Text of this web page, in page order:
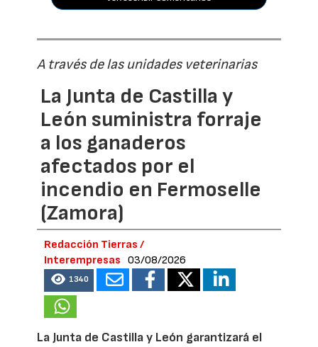
A través de las unidades veterinarias
La Junta de Castilla y
León suministra forraje
a los ganaderos
afectados por el
incendio en Fermoselle
(Zamora)
Redacción Tierras /
Interempresas
03/08/2026
1340
La Junta de Castilla y León garantizará el